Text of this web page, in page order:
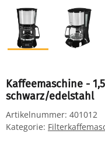
Kaffeemaschine -
schwarz/edelstahl
Artikelnummer: 401012
Kategorie: